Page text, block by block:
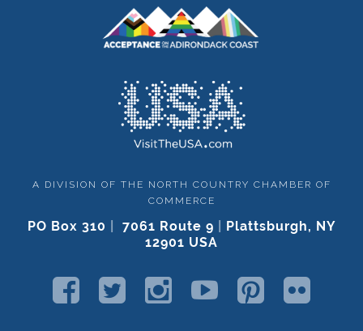
A DIVISION OF THE NORTH COUNTRY CHAMBER OF
COMMERCE
PO Box 310 7061 Route 9
Plattsburgh, NY
12901 USA